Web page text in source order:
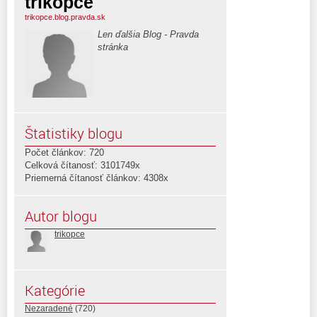
trikopce.blog.pravda.sk
Len ďalšia Blog - Pravda
stránka
Štatistiky blogu
Počet článkov: 720
Celková čítanosť: 3101749x
Priemerná čítanosť článkov: 4308x
Autor blogu
trikopce
Kategórie
Nezaradené (720)